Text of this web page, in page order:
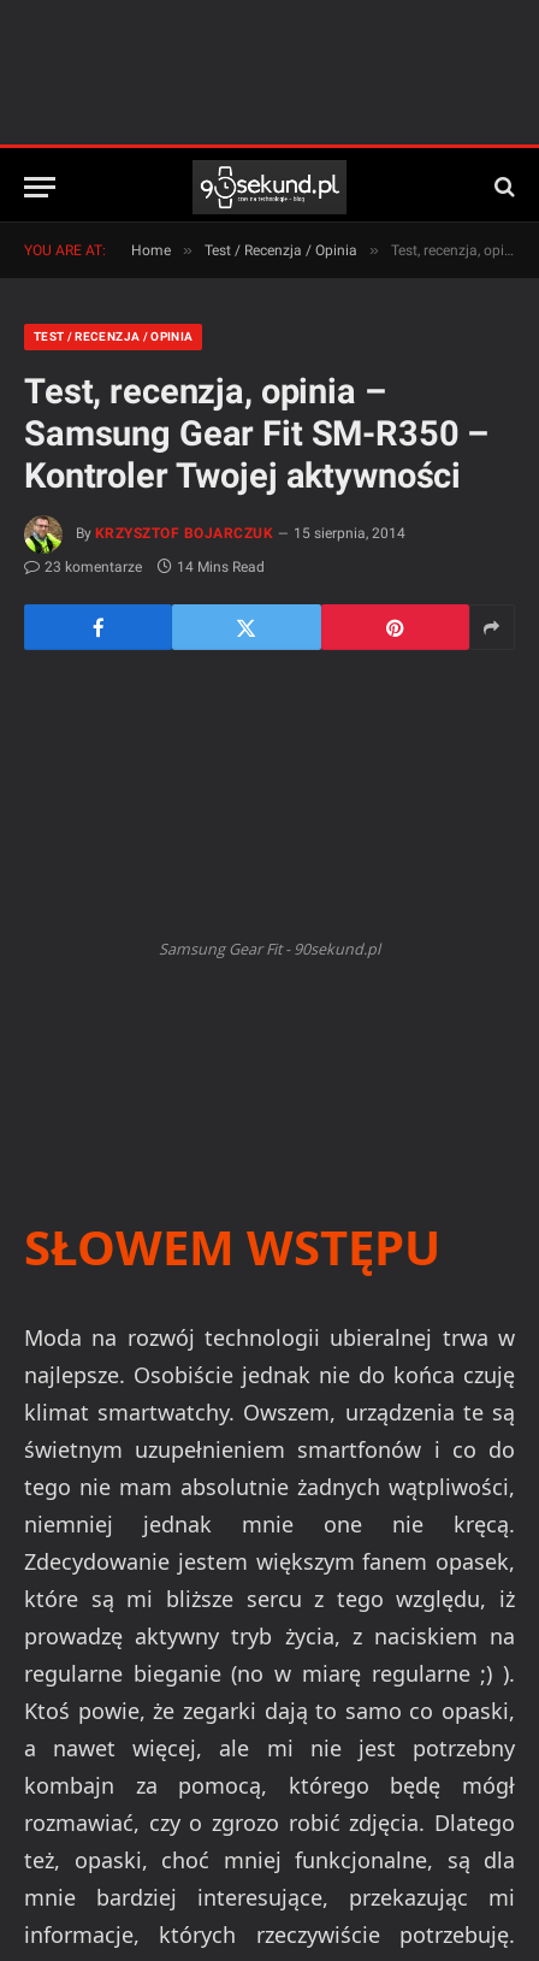
YOU ARE AT: Home » Test / Recenzja / Opinia » Test, recenzja, opinia – Samsung Gear Fit SM-R350 – Kontroler Twojej aktywności
TEST / RECENZJA / OPINIA
Test, recenzja, opinia –
Samsung Gear Fit SM-R350 –
Kontroler Twojej aktywności
By KRZYSZTOF BOJARCZUK
15 sierpnia, 2014
23 komentarze
14 Mins Read
Samsung Gear Fit - 90sekund.pl
SŁOWEM WSTĘPU
Moda na rozwój technologii ubieralnej trwa w
najlepsze. Osobiście jednak nie do końca czuję
klimat smartwatchy. Owszem, urządzenia te są
świetnym uzupełnieniem smartfonów i co do
tego nie mam absolutnie żadnych wątpliwości,
niemniej jednak mnie one nie kręcą.
Zdecydowanie jestem większym fanem opasek,
które są mi bliższe sercu z tego względu, iż
prowadzę aktywny tryb życia, z naciskiem na
regularne bieganie (no w miarę regularne ;) ).
Ktoś powie, że zegarki dają to samo co opaski,
a nawet więcej, ale mi nie jest potrzebny
kombajn za pomocą, którego będę mógł
rozmawiać, czy o zgrozo robić zdjęcia. Dlatego
też, opaski, choć mniej funkcjonalne, są dla
mnie bardziej interesujące, przekazując mi
informacje, których rzeczywiście potrzebuję.